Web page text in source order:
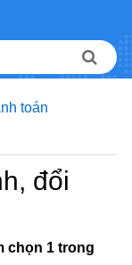
toán
đổi
chọn 1 trong